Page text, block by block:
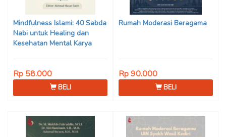
Son Haji, Dede Sunarya,
Iwan Setiawan, Nur Afiatin
Editor: Mi’raj Dodi Kurniawan
Mindfulness Islami: 40 Sabda
Nabi untuk Healing dan
Kesehatan Mental Karya
Saniyya Fadhila, Avanda
Chintya Cahyaning Putri, dan
Arjunedi
Rp 58.000
BELI
Rumah Moderasi Beragama
Rp 90.000
BELI